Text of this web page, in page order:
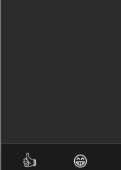
👍 😁